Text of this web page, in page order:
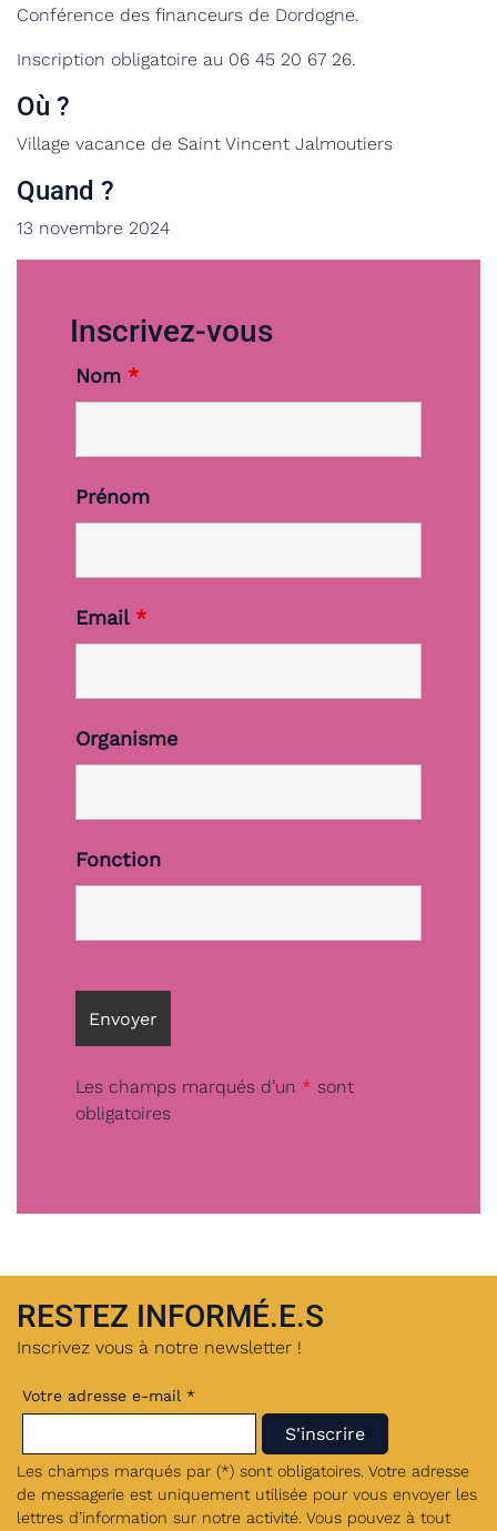
Conférence des financeurs de Dordogne.
Inscription obligatoire au 06 45 20 67 26.
Où ?
Village vacance de Saint Vincent Jalmoutiers
Quand ?
13 novembre 2024
Inscrivez-vous
Nom *
Prénom
Email *
Organisme
Fonction
Les champs marqués d’un * sont
obligatoires
RESTEZ INFORMÉ.E.S
Inscrivez vous à notre newsletter !
Votre adresse e-mail *
Les champs marqués par (*) sont obligatoires. Votre adresse
de messagerie est uniquement utilisée pour vous envoyer les
lettres d’information sur notre activité. Vous pouvez à tout